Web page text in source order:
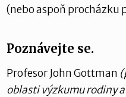
(nebo aspoň procházku
Poznávejte se.
Profesor John Gottman
oblasti výzkumu rodiny